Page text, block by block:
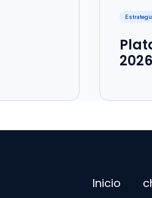
2026
Inicio